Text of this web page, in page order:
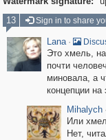
13
Sign in to share
Lana ·
Это хмель,
почти
миновала, а
концепции на
Mihalych ·
Или
Нет,